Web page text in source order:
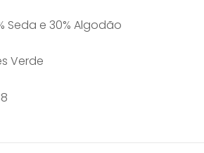
Seda e 30% Algodão
Verde